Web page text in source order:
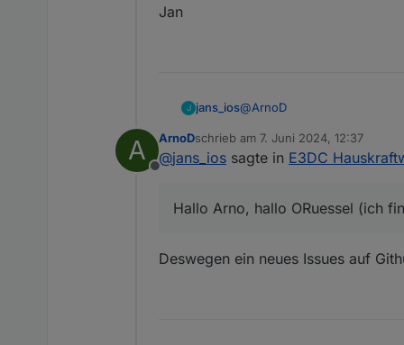
Jan
J jans_ios@ArnoD
Hallo Arno, hallo ORuessel
Ein Hinweis fehlte mir noch:
dauerte es bei mir 5min, bis
A
Offline
ArnoDschrieb am 7. Juni 2024, 12:37
zuletzt editiert von
@jans_ios sagte in E3DC
Hallo Arno, hallo ORuessel (ich
Deswegen ein neues Issues auf